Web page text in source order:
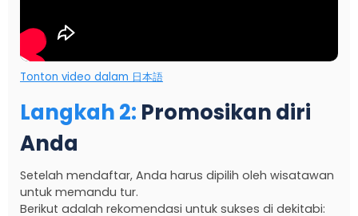
Tonton video dalam 日本語
Langkah 2: Promosikan diri
Anda
Setelah mendaftar, Anda harus dipilih oleh wisatawan
untuk memandu tur.
Berikut adalah rekomendasi untuk sukses di dekitabi: